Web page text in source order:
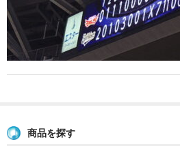
ご利用ガイド
よくあるご質問
商品を探す